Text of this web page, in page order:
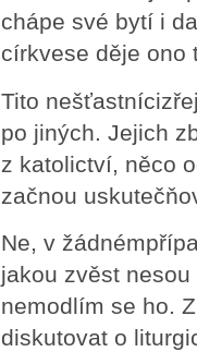
chápe své bytí i
církvese děje ono
Tito
po jiných. Jejich
z katolictví, něco
začnou
Ne, v
jakou zvěst
nemodlím se ho.
diskutovat o